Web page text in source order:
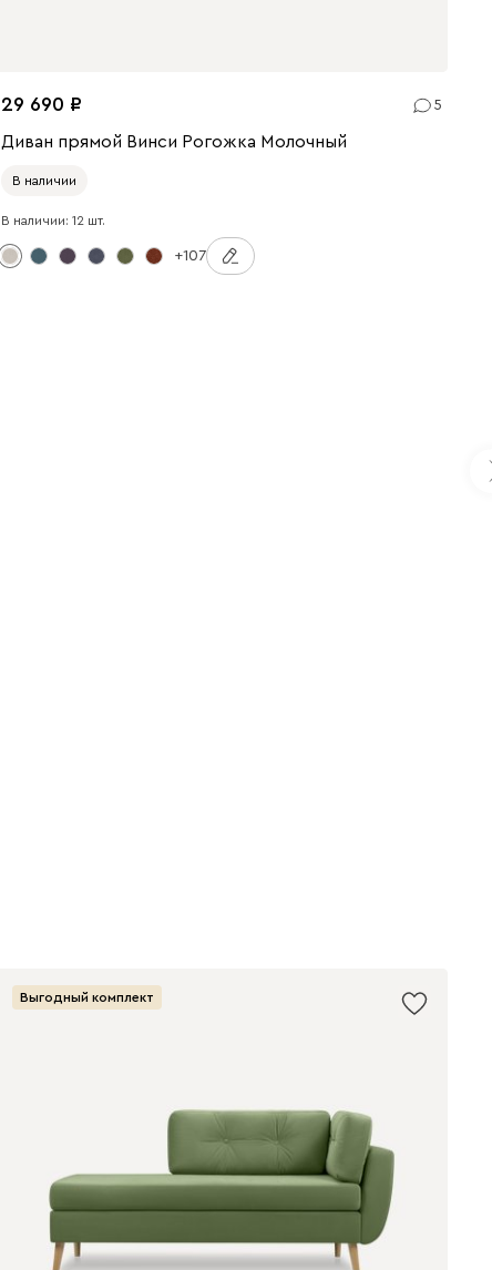
29 690 5
Диван прямой Винси Рогожка Молочный
В наличии
В наличии: 12 шт.
+107
Выгодный комплект